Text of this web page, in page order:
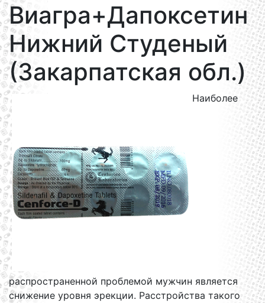
Виагра+Дапоксетин
Нижний Студеный
(Закарпатская обл.)
Наиболее
распространенной проблемой мужчин является
снижение уровня эрекции. Расстройства такого